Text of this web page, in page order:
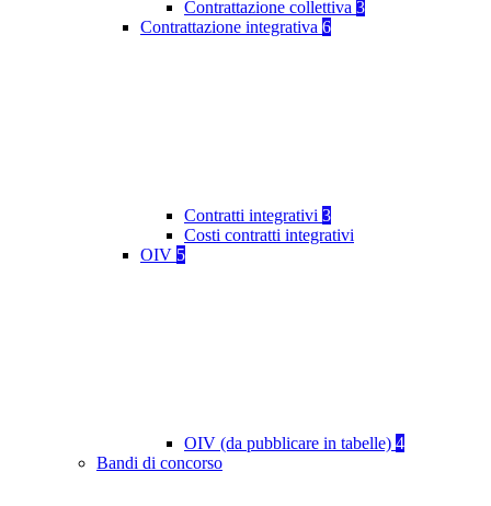
Contrattazione collettiva 3
Contrattazione integrativa 6
Contratti integrativi 3
Costi contratti integrativi
OIV 5
OIV (da pubblicare in tabelle) 4
Bandi di concorso